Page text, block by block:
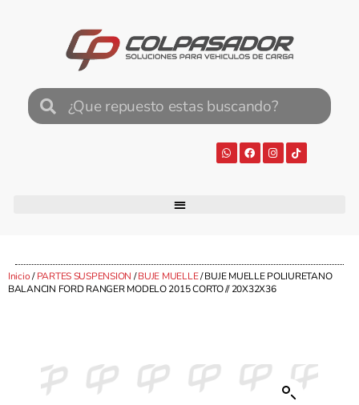
Inicio/PARTES SUSPENSION /BUJE MUELLE/ BUJE MUELLE POLIURETANO
BALANCIN FORD RANGER MODELO 2015 CORTO // 20X32X36